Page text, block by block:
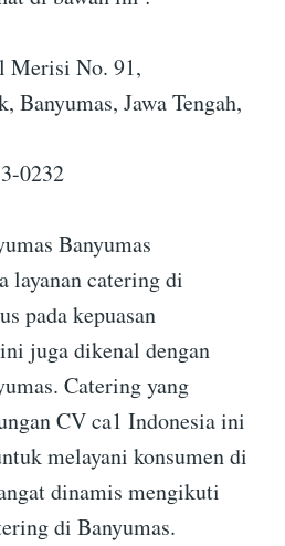
Merisi No. 91,
Banyumas, Jawa Tengah,
0232
Banyumas
layanan catering di
pada kepuasan
juga dikenal dengan
Catering yang
CV ca1 Indonesia ini
melayani konsumen di
dinamis mengikuti
di Banyumas.